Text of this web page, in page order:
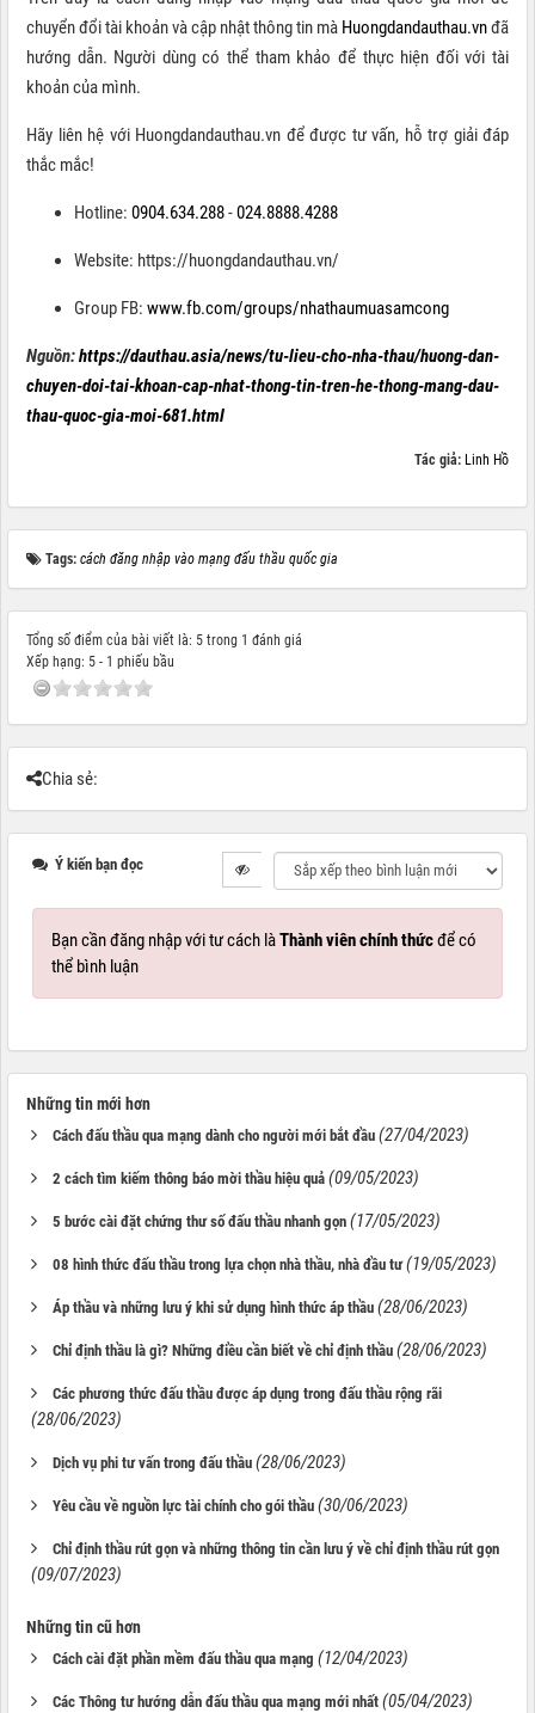
chuyển đổi tài khoản và cập nhật thông tin mà Huongdandauthau.vnđã
hướng dẫn. Người dùng có thể tham khảo để thực hiện đối với tài
khoản của mình.
Hãy liên hệ với Huongdandauthau.vn để được tư vấn, hỗ trợ giải đáp
thắc mắc!
Hotline: 0904.634.288-024.8888.4288
Website: https://huongdandauthau.vn/
Group FB: www.fb.com/groups/nhathaumuasamcong
Nguồn:https://dauthau.asia/news/tu-lieu-cho-nha-thau/huong-dan-
chuyen-doi-tai-khoan-cap-nhat-thong-tin-tren-he-thong-mang-dau-
thau-quoc-gia-moi-681.html
Tác giả: Linh Hồ
Tags: cách đăng nhập vào mạng đấu thầu quốc gia
Tổng số điểm của bài viết là: 5 trong 1 đánh giá
Xếp hạng: 5 - 1 phiếu bầu
Chia sẻ:
Ý kiến bạn đọc
Bạn cần đăng nhập với tư cách làThành viên chính thứcđể có
thể bình luận
Những tin mới hơn
Cách đấu thầu qua mạng dành cho người mới bắt đầu (27/04/2023)
2 cách tìm kiếm thông báo mời thầu hiệu quả (09/05/2023)
5 bước cài đặt chứng thư số đấu thầu nhanh gọn (17/05/2023)
08 hình thức đấu thầu trong lựa chọn nhà thầu, nhà đầu tư (19/05/2023)
Áp thầu và những lưu ý khi sử dụng hình thức áp thầu (28/06/2023)
Chỉ định thầu là gì? Những điều cần biết về chỉ định thầu (28/06/2023)
Các phương thức đấu thầu được áp dụng trong đấu thầu rộng rãi
(28/06/2023)
Dịch vụ phi tư vấn trong đấu thầu (28/06/2023)
Yêu cầu về nguồn lực tài chính cho gói thầu (30/06/2023)
Chỉ định thầu rút gọn và những thông tin cần lưu ý về chỉ định thầu rút gọn
(09/07/2023)
Những tin cũ hơn
Cách cài đặt phần mềm đấu thầu qua mạng (12/04/2023)
Các Thông tư hướng dẫn đấu thầu qua mạng mới nhất (05/04/2023)